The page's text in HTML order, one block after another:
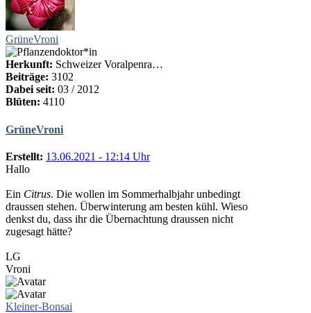
GrüneVroni
Herkunft: Schweizer Voralpenra…
Beiträge: 3102
Dabei seit: 03 / 2012
Blüten: 4110
GrüneVroni
Erstellt: 13.06.2021 - 12:14 Uhr
Hallo
Ein Citrus. Die wollen im Sommerhalbjahr unbedingt
draussen stehen. Überwinterung am besten kühl. Wieso
denkst du, dass ihr die Übernachtung draussen nicht
zugesagt hätte?
LG
Vroni
Kleiner-Bonsai